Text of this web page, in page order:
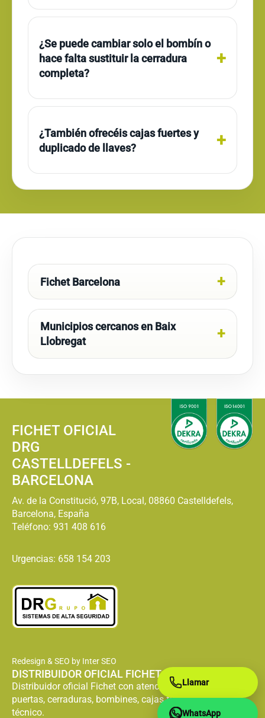
¿Se puede cambiar solo el bombín o
hace falta sustituir la cerradura
completa?
¿También ofrecéis cajas fuertes y
duplicado de llaves?
Fichet Barcelona
Municipios cercanos en Baix
Llobregat
FICHET OFICIAL
DRG
CASTELLDEFELS -
BARCELONA
Av. de la Constitució, 97B, Local, 08860 Castelldefels,
Barcelona, España
Teléfono: 931 408 616
Urgencias: 658 154 203
Redesign & SEO by Inter SEO
DISTRIBUIDOR OFICIAL FICHET
Distribuidor oficial Fichet con atención especializada en
puertas, cerraduras, bombines, cajas fuertes y servicio
técnico.
Llamar
WhatsApp